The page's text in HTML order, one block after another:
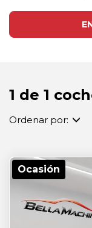
1 de 1
Ordenar por:
Ocasión